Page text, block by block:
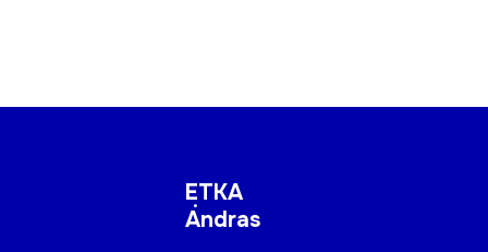
ETKA
Andras